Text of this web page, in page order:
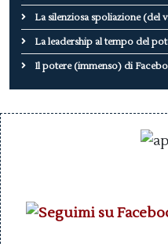
La silenziosa spoliazione (del
La leadership al tempo del
Il potere (immenso) di